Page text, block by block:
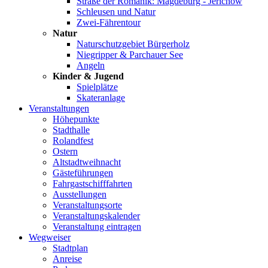
Schleusen und Natur
Zwei-Fährentour
Natur
Naturschutzgebiet Bürgerholz
Niegripper & Parchauer See
Angeln
Kinder & Jugend
Spielplätze
Skateranlage
Veranstaltungen
Höhepunkte
Stadthalle
Rolandfest
Ostern
Altstadtweihnacht
Gästeführungen
Fahrgastschifffahrten
Ausstellungen
Veranstaltungsorte
Veranstaltungskalender
Veranstaltung eintragen
Wegweiser
Stadtplan
Anreise